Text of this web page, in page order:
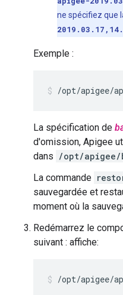
ne spécifiez que
Exemple :
/opt/apigee/
La spécification de
d'omission, Apigee
dans /opt/apigee/
La commande
sauvegardée et
moment où la
Redémarrez le
suivant : affiche:
/opt/apigee/